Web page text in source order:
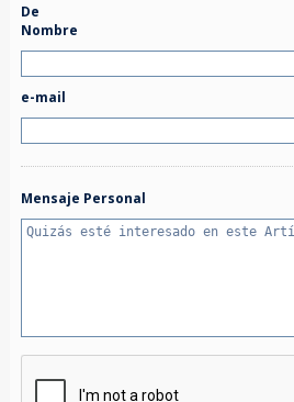
De
Nombre
e-mail
Mensaje Personal